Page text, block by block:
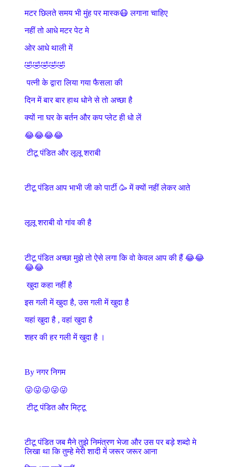
मटर छिलते समय भी मुंह पर मास्क😷 लगाना चाहिए
नहीं तो आधे मटर पेट मे
ओर आधे थाली में
🤣🤣🤣🤣🤣
पत्नी के द्वारा लिया गया फैसला की
दिन में बार बार हाथ धोने से तो अच्छा है
क्यों ना घर के बर्तन और कप प्लेट ही धो लें
😂😂😂😂
टीटू पंडित और लूलू शराबी
टीटू पंडित आप भाभी जी को पार्टी 🥳 में क्यों नहीं लेकर आते
लूलू शराबी वो गांव की है
टीटू पंडित अच्छा मुझे तो ऐसे लगा कि वो केवल आप की हैं 😂😂
😂😂
खुदा कहा नहीं है
इस गली में खुदा है, उस गली में खुदा है
यहां खुदा है , वहां खुदा है
शहर की हर गली में खुदा है ।
By नगर निगम
😜😜😜😜😜
टीटू पंडित और मिट्टू
टीटू पंडित जब मैने तुझे निमंत्रण भेजा और उस पर बड़े शब्दो मे
लिखा था कि तुम्हे मेरी शादी में जरूर जरूर आना